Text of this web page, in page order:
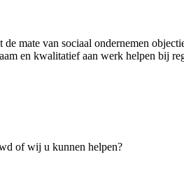
mate van sociaal ondernemen
en kwalitatief aan werk helpen
of wij u kunnen helpen?